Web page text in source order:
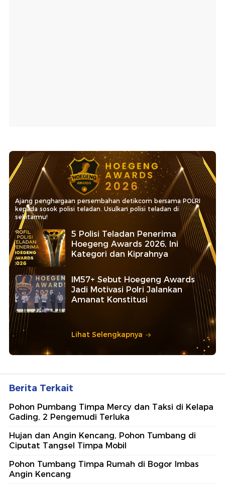
Ajang penghargaan persembahan detikcom bersama POLRI
kepada sosok polisi teladan. Usulkan polisi teladan di
sekitarmu!
5 Polisi Teladan Penerima
Hoegeng Awards 2026, Ini
Kategori dan Kiprahnya
IM57+ Sebut Hoegeng Awards
Jadi Motivasi Polri Jalankan
Amanat Konstitusi
Lihat Selengkapnya
Berita Terkait
Pohon Pumbang Timpa Mercy dan Taksi di Kelapa
Gading, 2 Pengemudi Terluka
Hujan dan Angin Kencang, Pohon Tumbang di
Ciputat Tangsel Timpa Mobil
Pohon Tumbang Timpa Rumah di Bogor Imbas
Angin Kencang